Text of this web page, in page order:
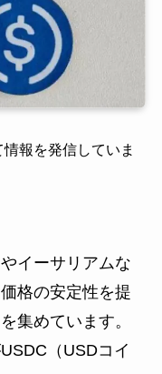
報を発信していま
イーサリアムな
格の安定性を提
集めています。
（USDコイ